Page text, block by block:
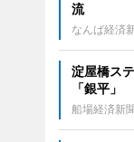
流
なんば経済
淀屋橋ス
「銀平」
船場経済新